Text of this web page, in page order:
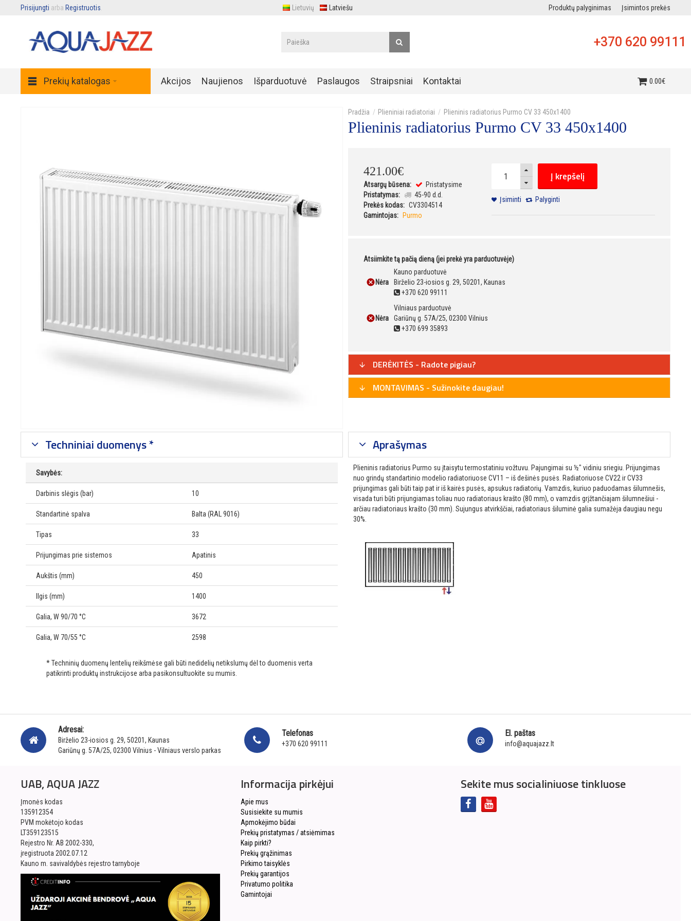
Prisijungti arba Registruotis Lietuvių Latviešu Produktų palyginimas Įsimintos prekės
+370 620 99111
Prekių katalogas Akcijos Naujienos Išparduotuvė Paslaugos Straipsniai Kontaktai 0.00€
Plieniniai radiatoriai Plieninis radiatorius Purmo CV 33 450x1400
Plieninis radiatorius Purmo CV 33 450x1400
421.00€
Atsargų būsena:
Pristatysime
Pristatymas:
45-90 d.d.
Prekės kodas: CV3304514
Gamintojas:
Purmo
Į krepšelį
Įsiminti Palyginti
Atsiimkite tą pačią dieną (jei prekė yra parduotuvėje)
Nėra
Kauno parduotuvė
Birželio 23-iosios g. 29, 50201, Kaunas
+370 620 99111
Nėra
Vilniaus parduotuvė
Gariūnų g. 57A/25, 02300 Vilnius
+370 699 35893
DERĖKITĖS - Radote pigiau?
MONTAVIMAS - Sužinokite daugiau!
Techniniai duomenys *
Savybės:
Darbinis slėgis (bar) 10
Standartinė spalva Balta (RAL 9016)
Tipas 33
Prijungimas prie sistemos Apatinis
Aukštis (mm) 450
Ilgis (mm) 1400
Galia, W 90/70 °C 3672
Galia, W 70/55 °C 2598
* Techninių duomenų lentelių reikšmėse gali būti nedidelių netikslumų dėl to duomenis verta
patikrinti produktų instrukcijose arba pasikonsultuokite su mumis.
Aprašymas
Plieninis radiatorius Purmo su įtaisytu termostatiniu vožtuvu. Pajungimai su ½″ vidiniu sriegiu. Prijungimas
nuo grindų standartinio modelio radiatoriuose CV11 – iš dešinės pusės. Radiatoriuose CV22 ir CV33
prijungimas gali būti taip pat ir iš kairės pusės, apsukus radiatorių. Vamzdis, kuriuo paduodamas šilumnešis,
visada turi būti prijungiamas toliau nuo radiatoriaus krašto (80 mm), o vamzdis grįžtančiajam šilumnešiui -
arčiau radiatoriaus krašto (30 mm). Sujungus atvirkščiai, radiatoriaus šiluminė galia sumažėja daugiau negu
30%.
Adresai:
Birželio 23-iosios g. 29, 50201, Kaunas
Gariūnų g. 57A/25, 02300 Vilnius - Vilniaus verslo parkas
Telefonas
+370 620 99111
El. paštas
info@aquajazz.lt
UAB, AQUA JAZZ
Įmonės kodas
135912354
PVM mokėtojo kodas
LT359123515
Rejestro Nr. AB 2002-330,
įregistruota 2002.07.12
Kauno m. savivaldybės rejestro tarnyboje
Informacija pirkėjui
Apie mus
Susisiekite su mumis
Apmokėjimo būdai
Prekių pristatymas / atsiėmimas
Kaip pirkti?
Prekių grąžinimas
Pirkimo taisyklės
Prekių garantijos
Privatumo politika
Gamintojai
Sekite mus socialiniuose tinkluose